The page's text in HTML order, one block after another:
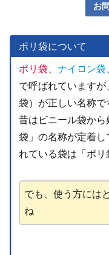
お
ポリ袋について
ポリ袋 ナイロン袋
で呼ばれていますが
袋）が正しい名称で
昔はビニール袋か
袋」の名称が定着
れている袋は「ポリ
でも、使う方には
ね